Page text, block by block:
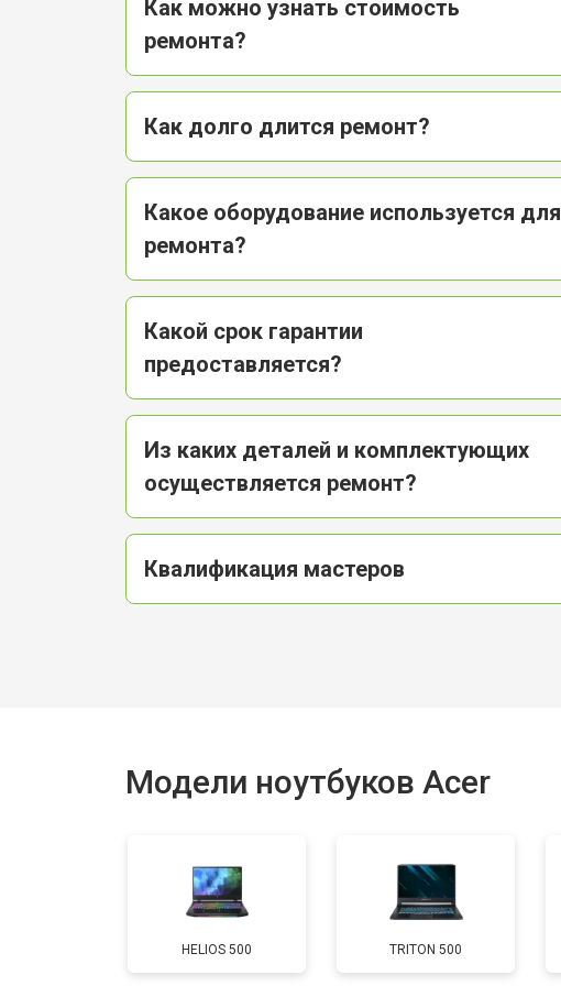
Замена оперативной памяти
Прошивка BIOS ноутбука Acer
Замена северного моста
Ремонт петель ноутбука Acer
Как можно узнать стоимость
ремонта?
Как долго длится ремонт?
Какое оборудование используется для
ремонта?
Какой срок гарантии
предоставляется?
Из каких деталей и комплектующих
осуществляется ремонт?
Квалификация мастеров
Модели ноутбуков Acer
HELIOS 500 TRITON 500